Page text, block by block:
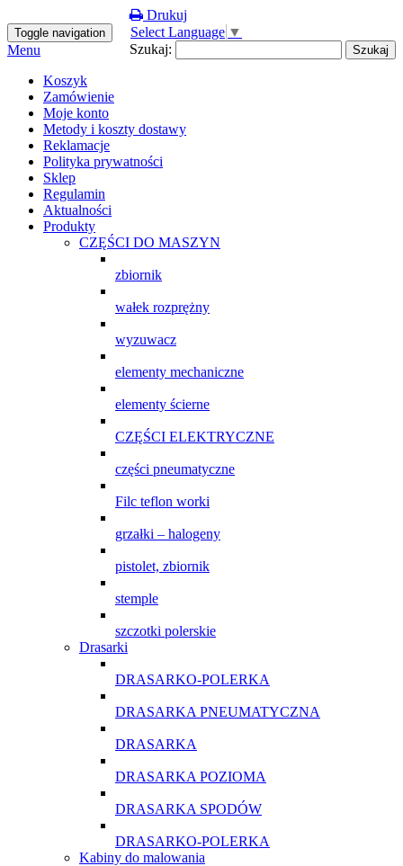
Drukuj
Select Language ▼
Szukaj:
Toggle navigation
Menu
Koszyk
Zamówienie
Moje konto
Metody i koszty dostawy
Reklamacje
Polityka prywatności
Sklep
Regulamin
Aktualności
Produkty
CZĘŚCI DO MASZYN
zbiornik
wałek rozprężny
wyzuwacz
elementy mechaniczne
elementy ścierne
CZĘŚCI ELEKTRYCZNE
części pneumatyczne
Filc teflon worki
grzałki – halogeny
pistolet, zbiornik
stemple
szczotki polerskie
Drasarki
DRASARKO-POLERKA
DRASARKA PNEUMATYCZNA
DRASARKA
DRASARKA POZIOMA
DRASARKA SPODÓW
DRASARKO-POLERKA
Kabiny do malowania